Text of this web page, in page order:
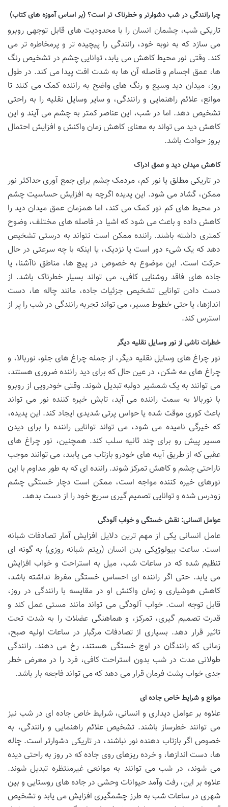
چرا رانندگی در شب دشوارتر و خطرناک تر است؟ (بر اساس آموزه های کتاب)
تاریکی شب، چشمان انسان را با محدودیت های قابل توجهی روبرو
می سازد که به نوبه خود، رانندگی را پیچیده تر و پرمخاطره تر می
کند. وقتی نور محیط کاهش می یابد، توانایی چشم در تشخیص رنگ
ها، عمق اجسام و فاصله آن ها به شدت افت پیدا می کند. در طول
روز، میدان دید وسیع و رنگ های واضح به راننده کمک می کنند تا
موانع، علائم راهنمایی و رانندگی، و سایر وسایل نقلیه را به راحتی
تشخیص دهد. اما در شب، این عناصر کمتر به چشم می آیند و این
کاهش دید می تواند به معنای کاهش زمان واکنش و افزایش احتمال
بروز حوادث باشد.
کاهش میدان دید و عمق ادراک
در تاریکی مطلق یا نور کم، مردمک چشم برای جمع آوری حداکثر نور
ممکن، گشاد می شود. این پدیده اگرچه به افزایش حساسیت چشم
در محیط های کم نور کمک می کند، اما همزمان عمق میدان دید را
کاهش داده و باعث می شود که اشیا در فاصله های مختلف، وضوح
کمتری داشته باشند. راننده ممکن است نتواند به درستی تشخیص
دهد که یک شیء دور است یا نزدیک، یا اینکه با چه سرعتی در حال
حرکت است. این موضوع به خصوص در پیچ ها، مناطق ناآشنا، یا
جاده های فاقد روشنایی کافی، می تواند بسیار خطرناک باشد. از
دست دادن توانایی تشخیص جزئیات جاده، مانند چاله ها، دست
اندازها، یا حتی خطوط مسیر، می تواند تجربه رانندگی در شب را پر از
استرس کند.
خطرات ناشی از نور وسایل نقلیه دیگر
نور چراغ های وسایل نقلیه دیگر، از جمله چراغ های جلو، نوربالا، و
چراغ های مه شکن، در عین حال که برای دید راننده ضروری هستند،
می توانند به یک شمشیر دولبه تبدیل شوند. وقتی خودرویی از روبرو
با نوربالا به سمت راننده می آید، تابش خیره کننده نور می تواند
باعث کوری موقت شده یا حواس پرتی شدیدی ایجاد کند. این پدیده،
که خیرگی نامیده می شود، می تواند توانایی راننده را برای دیدن
مسیر پیش رو برای چند ثانیه سلب کند. همچنین، نور چراغ های
عقبی که از طریق آینه های خودرو بازتاب می یابند، می توانند موجب
ناراحتی چشم و کاهش تمرکز شوند. راننده ای که به طور مداوم با این
نورهای خیره کننده مواجه است، ممکن است دچار خستگی چشم
زودرس شده و توانایی تصمیم گیری سریع خود را از دست بدهد.
عوامل انسانی: نقش خستگی و خواب آلودگی
عامل انسانی یکی از مهم ترین دلایل افزایش آمار تصادفات شبانه
است. ساعت بیولوژیکی بدن انسان (ریتم شبانه روزی) به گونه ای
تنظیم شده که در ساعات شب، میل به استراحت و خواب افزایش
می یابد. حتی اگر راننده ای احساس خستگی مفرط نداشته باشد،
کاهش هوشیاری و زمان واکنش او در مقایسه با رانندگی در روز،
قابل توجه است. خواب آلودگی می تواند مانند مستی عمل کند و
قدرت تصمیم گیری، تمرکز، و هماهنگی عضلات را به شدت تحت
تاثیر قرار دهد. بسیاری از تصادفات مرگبار در ساعات اولیه صبح،
زمانی که رانندگان در اوج خستگی هستند، رخ می دهند. رانندگی
طولانی مدت در شب بدون استراحت کافی، فرد را در معرض خطر
جدی خواب پشت فرمان قرار می دهد که می تواند فاجعه بار باشد.
موانع و شرایط خاص جاده ای
علاوه بر عوامل دیداری و انسانی، شرایط خاص جاده ای در شب نیز
می توانند خطرساز باشند. تشخیص علائم راهنمایی و رانندگی، به
خصوص اگر بازتاب دهنده نور نباشند، در تاریکی دشوارتر است. چاله
ها، دست اندازها، و خرده ریزهای روی جاده که در روز به راحتی دیده
می شوند، در شب می توانند به موانعی غیرمنتظره تبدیل شوند.
علاوه بر این، رفت وآمد حیوانات وحشی در جاده های روستایی و بین
شهری در ساعات شب به طرز چشمگیری افزایش می یابد و تشخیص